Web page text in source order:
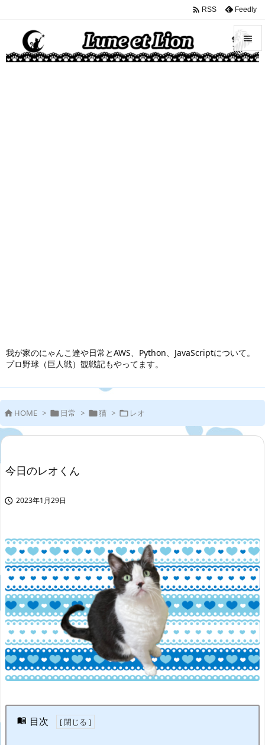
我が家のにゃんこ達や日常とAWS、Python、JavaScriptについて。
プロ野球（巨人戦）観戦記もやってます。


 RSS Feedly
 HOME >  日常 > 猫 >  レオ
今日のレオくん
 2023年1月29日
目次